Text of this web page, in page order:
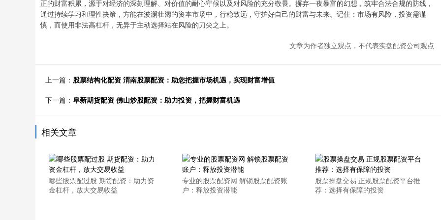
正的财富积累，源于对经济的深刻理解、对价值的耐心守候以及对风险的充分敬畏。摒弃一夜暴富的幻想，筑牢合法合规的防线，
通过持续学习和理性决策，方能在波澜壮阔的资本市场中，行稳致远，守护好自己的财富与未来。记住：市场有风险，投资需谨
慎，而使用非法高杠杆，无异于主动选择站在风险的刀尖之上。
文章为作者独立观点，不代表实盘配资公司观点
上一篇： 股票结构化配资 渭南股票配资：助您把握市场机遇，实现财富增值
下一篇： 阜新期货配资 佛山炒股配资：助力投资，把握财富机遇
相关文章
哪些股票配过股 期货配资：助力资
金杠杆，放大交易收益
专业的股票配资网 解锁股票配资账
户：释放投资潜能
股票操盘交易 正规股票配资平台推
荐：选择有保障的投资